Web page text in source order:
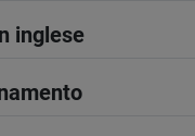
inglese